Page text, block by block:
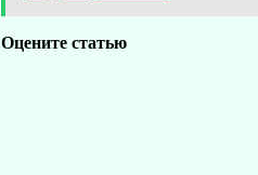
Оцените статью